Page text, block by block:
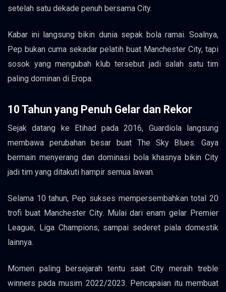
setelah satu dekade penuh bersama City.
Kabar ini langsung bikin dunia sepak bola ramai. Soalnya,
Pep bukan cuma sekadar pelatih buat Manchester City, tapi
sosok yang mengubah klub tersebut jadi salah satu tim
paling dominan di Eropa.
10 Tahun yang Penuh Gelar dan Rekor
Sejak datang ke Etihad pada 2016, Guardiola langsung
membawa perubahan besar buat The Sky Blues. Gaya
bermain menyerang dan dominasi bola khasnya bikin City
jadi tim yang ditakuti hampir semua lawan.
Selama 10 tahun, Pep sukses mempersembahkan total 20
trofi buat Manchester City. Mulai dari enam gelar Premier
League, Liga Champions, sampai sederet piala domestik
lainnya.
Momen paling bersejarah tentu saat City meraih treble
winners pada musim 2022/2023. Pencapaian itu membuat